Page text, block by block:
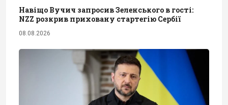
Навіщо Вучич запросив Зеленського в гості:
NZZ розкрив приховану стартегію Сербії
08.08.2026